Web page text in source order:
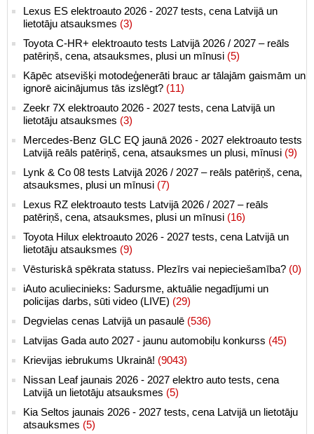
Lexus ES elektroauto 2026 - 2027 tests, cena Latvijā un
lietotāju atsauksmes (3)
Toyota C-HR+ elektroauto tests Latvijā 2026 / 2027 – reāls
patēriņš, cena, atsauksmes, plusi un mīnusi (5)
Kāpēc atsevišķi motodeģenerāti brauc ar tālajām gaismām un
ignorē aicinājumus tās izslēgt? (11)
Zeekr 7X elektroauto 2026 - 2027 tests, cena Latvijā un
lietotāju atsauksmes (3)
Mercedes-Benz GLC EQ jaunā 2026 - 2027 elektroauto tests
Latvijā reāls patēriņš, cena, atsauksmes un plusi, mīnusi (9)
Lynk & Co 08 tests Latvijā 2026 / 2027 – reāls patēriņš, cena,
atsauksmes, plusi un mīnusi (7)
Lexus RZ elektroauto tests Latvijā 2026 / 2027 – reāls
patēriņš, cena, atsauksmes, plusi un mīnusi (16)
Toyota Hilux elektroauto 2026 - 2027 tests, cena Latvijā un
lietotāju atsauksmes (9)
Vēsturiskā spēkrata statuss. Plezīrs vai nepieciešamība? (0)
iAuto aculiecinieks: Sadursme, aktuālie negadījumi un
policijas darbs, sūti video (LIVE) (29)
Degvielas cenas Latvijā un pasaulē (536)
Latvijas Gada auto 2027 - jaunu automobiļu konkurss (45)
Krievijas iebrukums Ukrainā! (9043)
Nissan Leaf jaunais 2026 - 2027 elektro auto tests, cena
Latvijā un lietotāju atsauksmes (5)
Kia Seltos jaunais 2026 - 2027 tests, cena Latvijā un lietotāju
atsauksmes (5)